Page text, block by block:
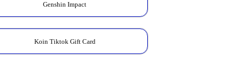
Genshin Impact
Koin Tiktok Gift Card